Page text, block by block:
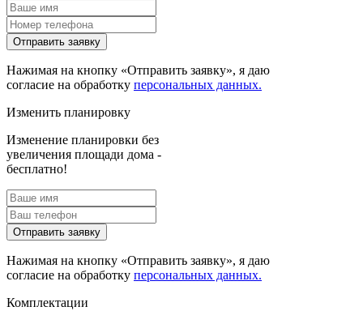
Отправить заявку
Нажимая на кнопку «Отправить заявку», я даю
согласие на обработку персональных данных.
Изменить планировку
Изменение планировки без
увеличения площади дома -
бесплатно!
Отправить заявку
Нажимая на кнопку «Отправить заявку», я даю
согласие на обработку персональных данных.
Комплектации